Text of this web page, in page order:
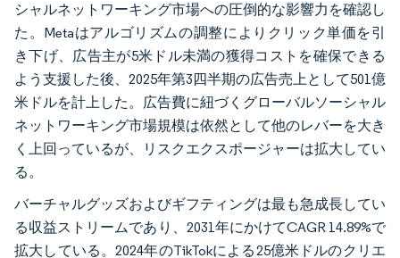
シャルネットワーキング市場への圧倒的な影響力を確認し
た。Metaはアルゴリズムの調整によりクリック単価を引
き下げ、広告主が5米ドル未満の獲得コストを確保できる
よう支援した後、2025年第3四半期の広告売上として501億
米ドルを計上した。広告費に紐づくグローバルソーシャル
ネットワーキング市場規模は依然として他のレバーを大き
く上回っているが、リスクエクスポージャーは拡大してい
る。
バーチャルグッズおよびギフティングは最も急成長してい
る収益ストリームであり、2031年にかけてCAGR 14.89%で
拡大している。2024年のTikTokによる25億米ドルのクリエ